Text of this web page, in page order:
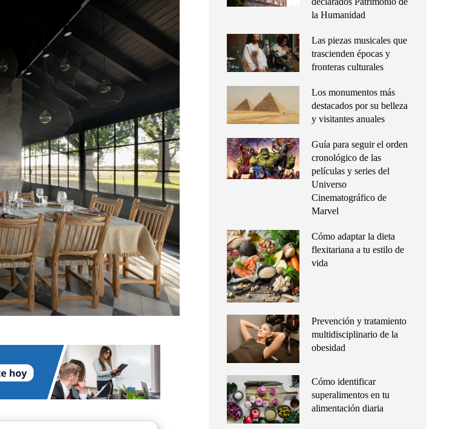
la Humanidad
Las piezas musicales que
trascienden épocas y
fronteras culturales
Los monumentos más
destacados por su belleza
y visitantes anuales
Guía para seguir el orden
cronológico de las
películas y series del
Universo
Cinematográfico de
Marvel
Cómo adaptar la dieta
flexitariana a tu estilo de
vida
Prevención y tratamiento
multidisciplinario de la
obesidad
Cómo identificar
superalimentos en tu
alimentación diaria